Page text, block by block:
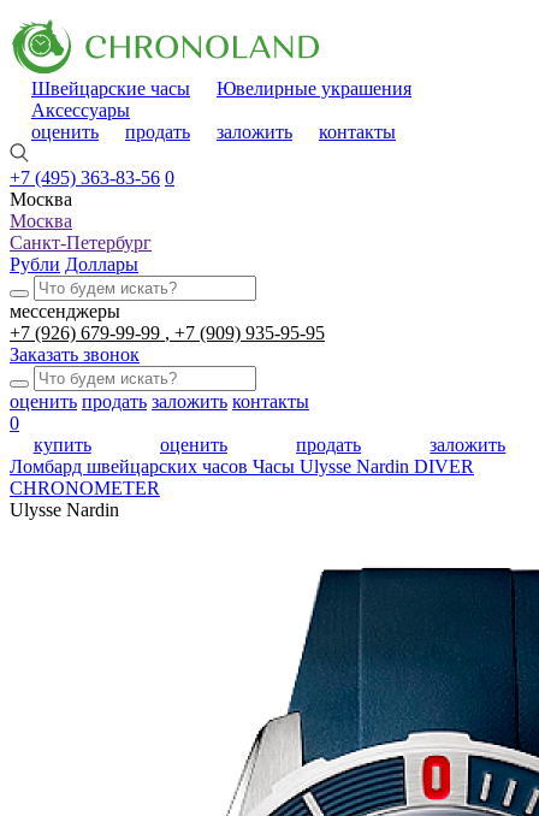
Швейцарские часы
Ювелирные украшения
Аксессуары
оценить
продать заложить контакты
+7 (495) 363-83-56 0
Москва
Москва
Санкт-Петербург
Рубли Доллары
мессенджеры
+7 (926) 679-99-99
+7 (909) 935-95-95
Заказать звонок
оценить продать заложить контакты
0
купить
оценить продать
заложить
Ломбард швейцарских часов Часы Ulysse Nardin DIVER
CHRONOMETER
Ulysse Nardin